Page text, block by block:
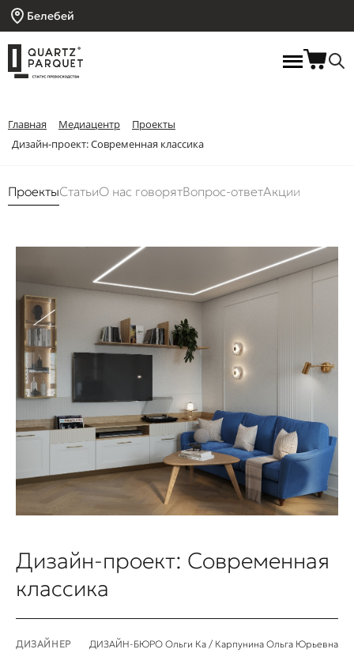
Белебей
Главная Медиацентр
Проекты
Дизайн-проект: Современная классика
ПроектыСтатьиО нас говорятВопрос-ответАкции
Дизайн-проект: Современная
классика
ДИЗАЙНЕР ДИЗАЙН-БЮРО Ольги Ка / Карпунина Ольга Юрьевна